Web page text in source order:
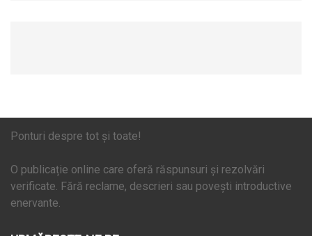
Ponturi despre tot și toate!
O publicație online care oferă răspunsuri și rezolvări
verificate. Fără reclame, descrieri sau povești introductive
enervante.